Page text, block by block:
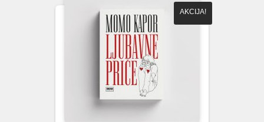
AKCIJA!